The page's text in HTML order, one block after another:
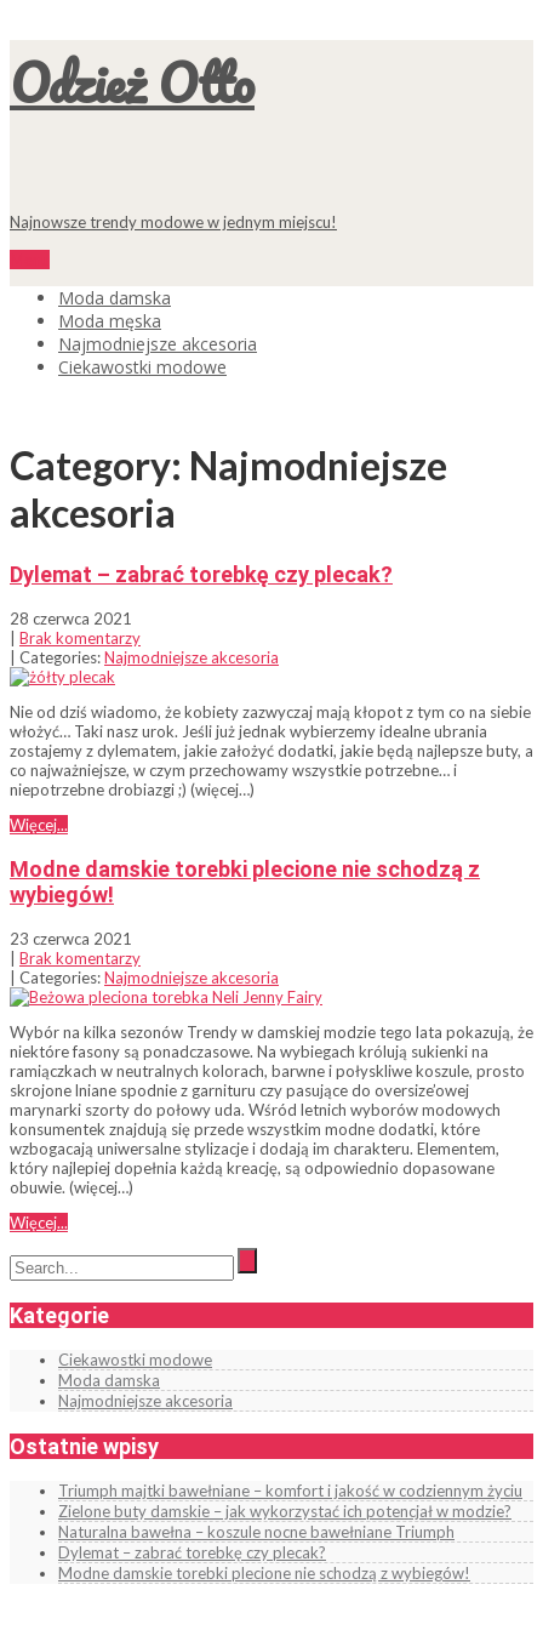
Odzież Otto
Najnowsze trendy modowe w jednym miejscu!
Moda damska
Moda męska
Najmodniejsze akcesoria
Ciekawostki modowe
Category: Najmodniejsze
akcesoria
Dylemat – zabrać torebkę czy plecak?
28 czerwca 2021
Brak komentarzy
| Categories:Najmodniejsze akcesoria
Nie od dziś wiadomo, że kobiety zazwyczaj mają kłopot z tym co na siebie
włożyć… Taki nasz urok. Jeśli już jednak wybierzemy idealne ubrania
zostajemy z dylematem, jakie założyć dodatki, jakie będą najlepsze buty, a
co najważniejsze, w czym przechowamy wszystkie potrzebne… i
niepotrzebne drobiazgi ;) (więcej…)
Więcej...
Modne damskie torebki plecione nie schodzą z
wybiegów!
23 czerwca 2021
Brak komentarzy
| Categories:Najmodniejsze akcesoria
Wybór na kilka sezonów Trendy w damskiej modzie tego lata pokazują, że
niektóre fasony są ponadczasowe. Na wybiegach królują sukienki na
ramiączkach w neutralnych kolorach, barwne i połyskliwe koszule, prosto
skrojone lniane spodnie z garnituru czy pasujące do oversize’owej
marynarki szorty do połowy uda. Wśród letnich wyborów modowych
konsumentek znajdują się przede wszystkim modne dodatki, które
wzbogacają uniwersalne stylizacje i dodają im charakteru. Elementem,
który najlepiej dopełnia każdą kreację, są odpowiednio dopasowane
obuwie. (więcej…)
Więcej...
Kategorie
Ciekawostki modowe
Moda damska
Najmodniejsze akcesoria
Ostatnie wpisy
Triumph majtki bawełniane – komfort i jakość w codziennym życiu
Zielone buty damskie – jak wykorzystać ich potencjał w modzie?
Naturalna bawełna – koszule nocne bawełniane Triumph
Dylemat – zabrać torebkę czy plecak?
Modne damskie torebki plecione nie schodzą z wybiegów!